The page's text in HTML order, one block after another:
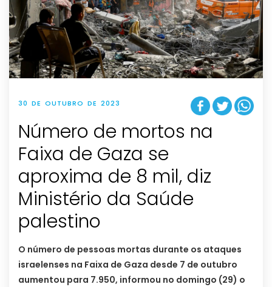
30 DE OUTUBRO DE 2023
Número de mortos na
Faixa de Gaza se
aproxima de 8 mil, diz
Ministério da Saúde
palestino
O número de pessoas mortas durante os ataques
israelenses na Faixa de Gaza desde 7 de outubro
aumentou para 7.950, informou no domingo (29) o